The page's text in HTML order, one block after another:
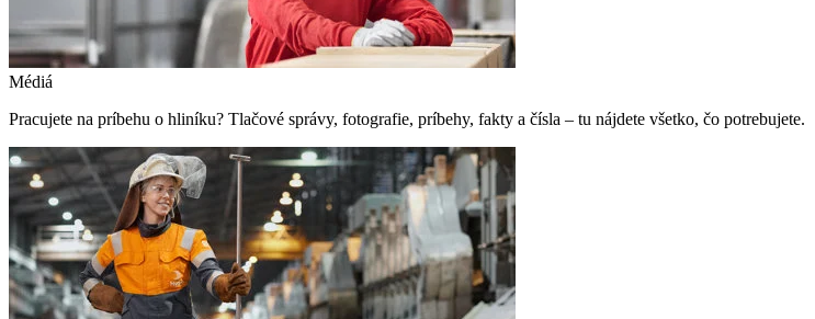
Médiá
Pracujete na príbehu o hliníku? Tlačové správy, fotografie, príbehy, fakty a čísla – tu nájdete všetko, čo potrebujete.